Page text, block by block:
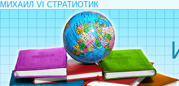
МИХАИЛ VI СТРАТИОТИК